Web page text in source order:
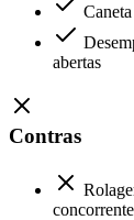
abertas
Contras